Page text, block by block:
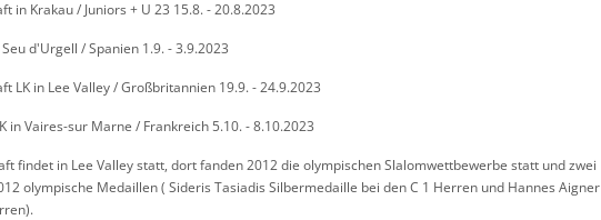
in Krakau / Juniors + U 23 15.8. - 20.8.2023
d'Urgell / Spanien 1.9. - 3.9.2023
LK in Lee Valley / Großbritannien 19.9. - 24.9.2023
in Vaires-sur Marne / Frankreich 5.10. - 8.10.2023
findet in Lee Valley statt, dort fanden 2012 die olympischen Slalomwettbewerbe statt und zwei
olympische Medaillen ( Sideris Tasiadis Silbermedaille bei den C 1 Herren und Hannes Aigner